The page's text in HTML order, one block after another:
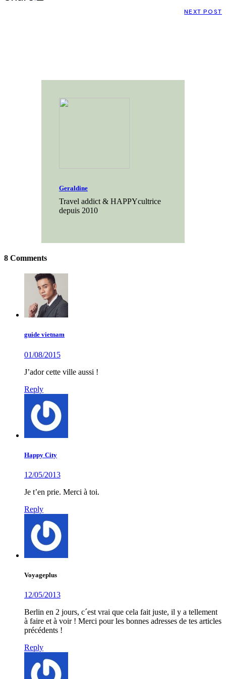
NEXT POST
Geraldine
Travel addict & HAPPYcultrice
depuis 2010
8 Comments
guide vietnam
01/08/2015
J’ador cette ville aussi !
Reply
Happy City
12/05/2013
Je t’en prie. Merci à toi.
Reply
Voyageplus
12/05/2013
Berlin en 2 jours, c´est vrai que cela fait juste, il y a tellement
à faire et à voir ! Merci pour les bonnes adresses de tes articles
précédents !
Reply